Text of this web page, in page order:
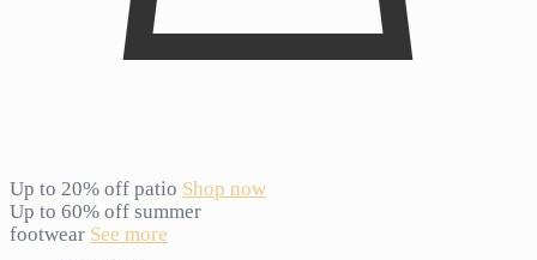
Up to 20% off patio Shop now
Up to 60% off summer
footwear See more